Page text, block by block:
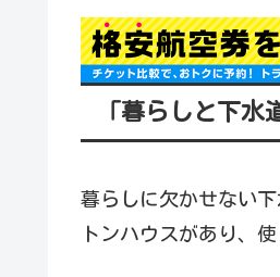
「暮らしと下水
暮らしに欠かせない
トンハウスがあり、